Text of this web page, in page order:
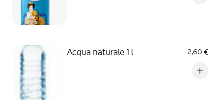
Acqua naturale 1 l 2,60 €